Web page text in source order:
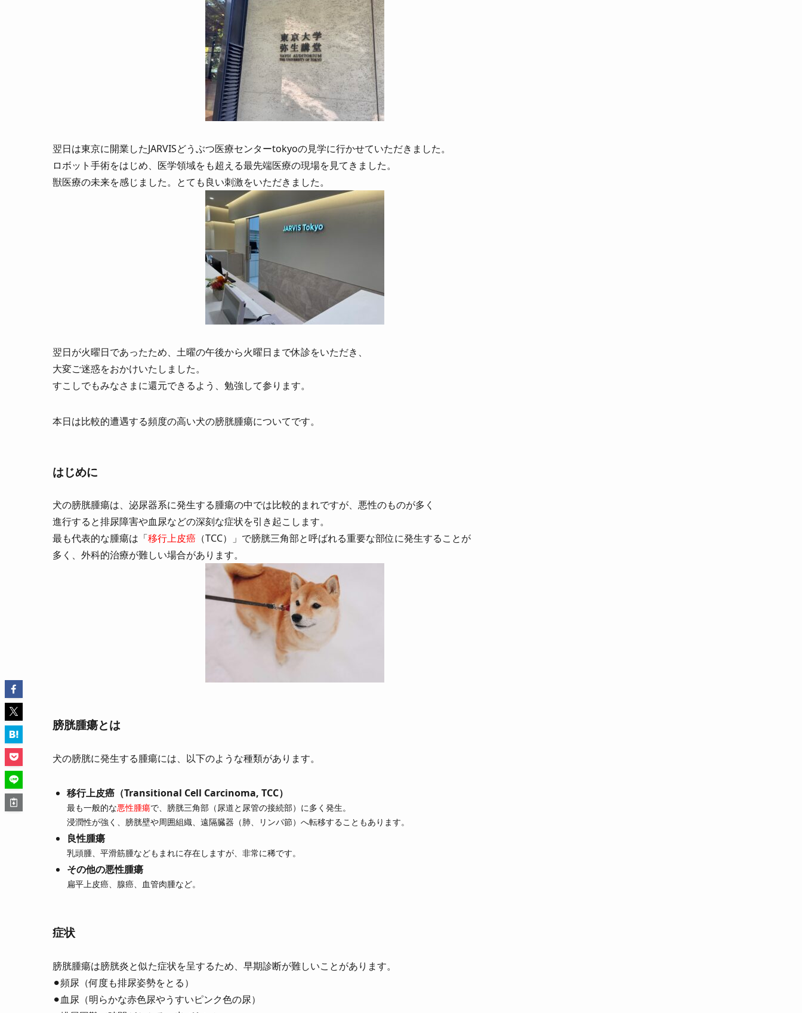
翌日は東京に開業したJARVISどうぶつ医療センターtokyoの見学に行かせていただきました。
ロボット手術をはじめ、医学領域をも超える最先端医療の現場を見てきました。
獣医療の未来を感じました。とても良い刺激をいただきました。
翌日が火曜日であったため、土曜の午後から火曜日まで休診をいただき、
大変ご迷惑をおかけいたしました。
すこしでもみなさまに還元できるよう、勉強して参ります。
本日は比較的遭遇する頻度の高い犬の膀胱腫瘍についてです。
はじめに
犬の膀胱腫瘍は、泌尿器系に発生する腫瘍の中では比較的まれですが、悪性のものが多く
進行すると排尿障害や血尿などの深刻な症状を引き起こします。
最も代表的な腫瘍は「移行上皮癌 （TCC）」で膀胱三角部と呼ばれる重要な部位に発生することが
多く、外科的治療が難しい場合があります。
膀胱腫瘍とは
犬の膀胱に発生する腫瘍には、以下のような種類があります。
移行上皮癌（Transitional Cell Carcinoma, TCC）
最も一般的な悪性腫瘍で、膀胱三角部（尿道と尿管の接続部）に多く発生。
浸潤性が強く、膀胱壁や周囲組織、遠隔臓器（肺、リンパ節）へ転移することもあります。
良性腫瘍
乳頭腫、平滑筋腫などもまれに存在しますが、非常に稀です。
その他の悪性腫瘍
扁平上皮癌、腺癌、血管肉腫など。
症状
膀胱腫瘍は膀胱炎と似た症状を呈するため、早期診断が難しいことがあります。
⚫︎頻尿（何度も排尿姿勢をとる）
⚫︎血尿（明らかな赤色尿やうすいピンク色の尿）